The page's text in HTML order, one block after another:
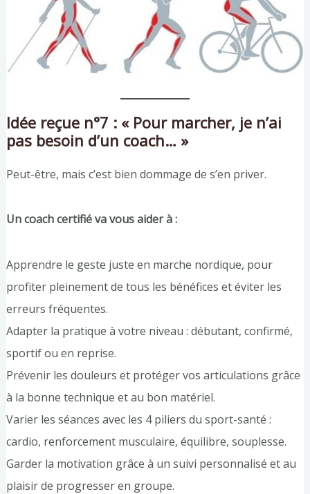
Idée reçue n°7 : « Pour marcher, je n’ai
pas besoin d’un coach… »
Peut-être, mais c’est bien dommage de s’en priver.
Un coach certifié va vous aider à :
Apprendre le geste juste en marche nordique, pour
profiter pleinement de tous les bénéfices et éviter les
erreurs fréquentes.
Adapter la pratique à votre niveau : débutant, confirmé,
sportif ou en reprise.
Prévenir les douleurs et protéger vos articulations grâce
à la bonne technique et au bon matériel.
Varier les séances avec les 4 piliers du sport-santé :
cardio, renforcement musculaire, équilibre, souplesse.
Garder la motivation grâce à un suivi personnalisé et au
plaisir de progresser en groupe.